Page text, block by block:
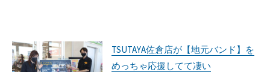
TSUTAYA佐倉店が【地元バンド】を
めっちゃ応援してて凄い